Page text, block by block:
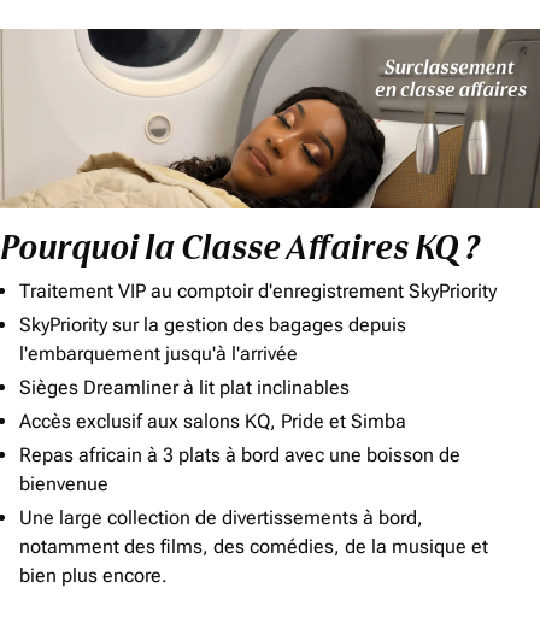
Pourquoi la Classe Affaires KQ ?
Traitement VIP au comptoir d'enregistrement SkyPriority
SkyPriority sur la gestion des bagages depuis
l'embarquement jusqu'à l'arrivée
Sièges Dreamliner à lit plat inclinables
Accès exclusif aux salons KQ, Pride et Simba
Repas africain à 3 plats à bord avec une boisson de
bienvenue
Une large collection de divertissements à bord,
notamment des films, des comédies, de la musique et
bien plus encore.